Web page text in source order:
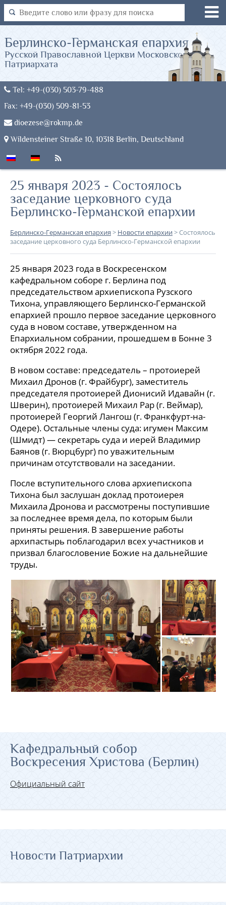
Tel: +49-(030) 503-79-488
Fax: +49-(030) 509-81-53
dioezese@rokmp.de
Wildensteiner Straße 10, 10318 Berlin, Deutschland
Берлинско-Германская епархия
Русской Православной Церкви Московского
Патриархата
25 января 2023 - Состоялось
заседание церковного суда
Берлинско-Германской епархии
Берлинско-Германская епархия > Новости епархии>Состоялось
заседание церковного суда Берлинско-Германской епархии
25 января 2023 года в Воскресенском
кафедральном соборе г. Берлина под
председательством архиепископа Рузского
Тихона, управляющего Берлинско-Германской
епархией прошло первое заседание церковного
суда в новом составе, утвержденном на
Епархиальном собрании, прошедшем в Бонне 3
октября 2022 года.
В новом составе: председатель – протоиерей
Михаил Дронов (г. Фрайбург), заместитель
председателя протоиерей Дионисий Идавайн (г.
Шверин), протоиерей Михаил Рар (г. Веймар),
протоиерей Георгий Лангош (г. Франкфурт-на-
Одере). Остальные члены суда: игумен Максим
(Шмидт) — секретарь суда и иерей Владимир
Баянов (г. Вюрцбург) по уважительным
причинам отсутствовали на заседании.
После вступительного слова архиепископа
Тихона был заслушан доклад протоиерея
Михаила Дронова и рассмотрены поступившие
за последнее время дела, по которым были
приняты решения. В завершение работы
архипастырь поблагодарил всех участников и
призвал благословение Божие на дальнейшие
труды.
Кафедральный собор
Воскресения Христова (Берлин)
Официальный сайт
Новости Патриархии